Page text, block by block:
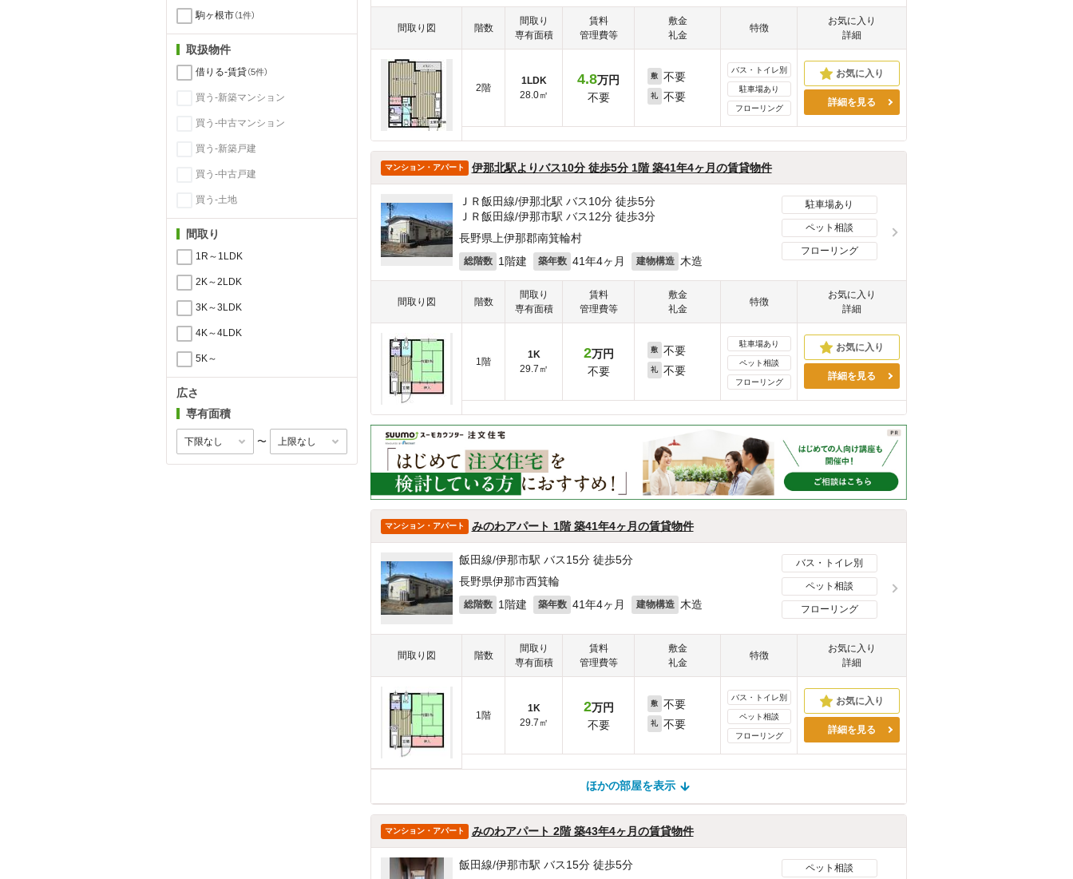
間取り図 階数
間取り
専有面積
賃料
管理費等
敷金
礼金
特徴
お気に入り
詳細
2階
1LDK
28.0㎡
4.8万円
不要
敷 不要
礼 不要
バス・トイレ別
駐車場あり
フローリング
詳細を見る
マンション・アパート 伊那北駅よりバス10分 徒歩5分 1階 築41年4ヶ月の賃貸物件
ＪＲ飯田線/伊那北駅 バス10分 徒歩5分
ＪＲ飯田線/伊那市駅 バス12分 徒歩3分
長野県上伊那郡南箕輪村
総階数 1階建 築年数 41年4ヶ月 建物構造 木造
駐車場あり
ペット相談
フローリング
間取り図 階数
間取り
専有面積
賃料
管理費等
敷金
礼金
特徴
お気に入り
詳細
1階
1K
29.7㎡
2万円
不要
敷 不要
礼 不要
駐車場あり
ペット相談
フローリング
詳細を見る
マンション・アパート みのわアパート 1階 築41年4ヶ月の賃貸物件
飯田線/伊那市駅 バス15分 徒歩5分
長野県伊那市西箕輪
総階数 1階建 築年数 41年4ヶ月 建物構造 木造
バス・トイレ別
ペット相談
フローリング
間取り図 階数
間取り
専有面積
賃料
管理費等
敷金
礼金
特徴
お気に入り
詳細
1階
1K
29.7㎡
2万円
不要
敷 不要
礼 不要
バス・トイレ別
ペット相談
フローリング
詳細を見る
ほかの部屋を表示
ほかの部屋は見つかりませんでした
マンション・アパート みのわアパート 2階 築43年4ヶ月の賃貸物件
飯田線/伊那市駅 バス15分 徒歩5分 ペット相談
駒ヶ根市（1件）
取扱物件
借りる-賃貸（5件）
買う-新築マンション
買う-中古マンション
買う-新築戸建
買う-中古戸建
買う-土地
間取り
1R～1LDK
2K～2LDK
3K～3LDK
4K～4LDK
5K～
広さ
専有面積
〜